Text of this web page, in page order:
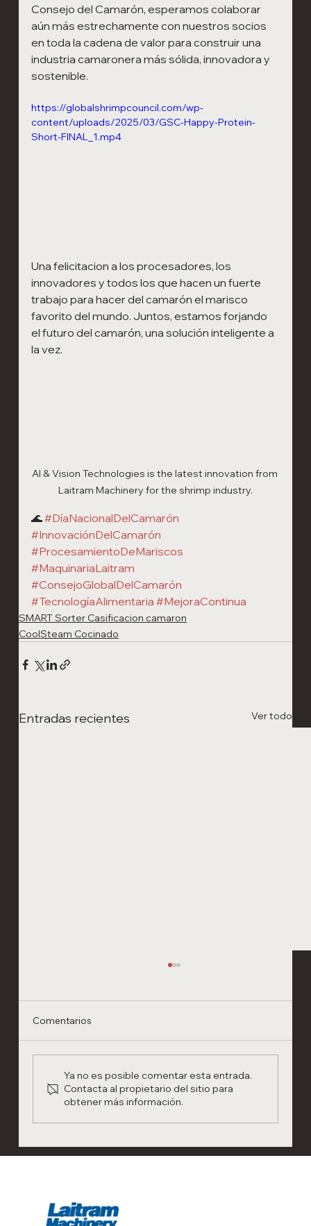
Consejo del Camarón, esperamos colaborar
aún más estrechamente con nuestros socios
en toda la cadena de valor para construir una
industria camaronera más sólida, innovadora y
sostenible.
https://globalshrimpcouncil.com/wp-
content/uploads/2025/03/GSC-Happy-Protein-
Short-FINAL_1.mp4
Una felicitacion a los procesadores, los
innovadores y todos los que hacen un fuerte
trabajo para hacer del camarón el marisco
favorito del mundo. Juntos, estamos forjando
el futuro del camarón, una solución inteligente a
la vez.
AI & Vision Technologies is the latest innovation from
Laitram Machinery for the shrimp industry.
🌊 #DíaNacionalDelCamarón
#InnovaciónDelCamarón
#ProcesamientoDeMariscos
#MaquinariaLaitram
#ConsejoGlobalDelCamarón
#TecnologíaAlimentaria #MejoraContinua
SMART Sorter Casificacion camaron
CoolSteam Cocinado
Entradas recientes Ver todo
Revolucionando la clasificación de
Clasificadora de rodillos tradicional
Comentarios
Ya no es posible comentar esta entrada.
Contacta al propietario del sitio para
obtener más información.